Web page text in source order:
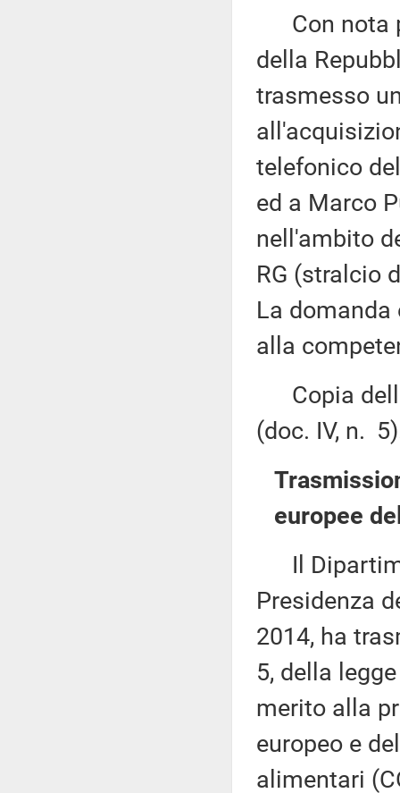
Con nota
della
trasmesso
telefonico
ed a Marco
nell'ambito
RG (stralcio
La
alla
Copia
(doc. IV, n.
europee
Il
Presidenza
2014, ha
5, della
merito alla
europeo e
alimentari